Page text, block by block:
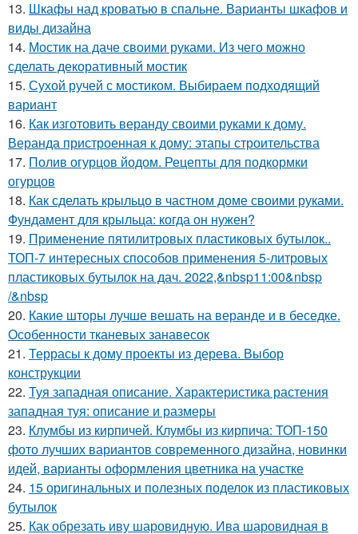
13. Шкафы над кроватью в спальне. Варианты шкафов и
виды дизайна
14. Мостик на даче своими руками. Из чего можно
сделать декоративный мостик
15. Сухой ручей с мостиком. Выбираем подходящий
вариант
16. Как изготовить веранду своими руками к дому.
Веранда пристроенная к дому: этапы строительства
17. Полив огурцов йодом. Рецепты для подкормки
огурцов
18. Как сделать крыльцо в частном доме своими руками.
Фундамент для крыльца: когда он нужен?
19. Применение пятилитровых пластиковых бутылок..
ТОП-7 интересных способов применения 5-литровых
пластиковых бутылок на дач. 2022,&nbsp11:00&nbsp
/&nbsp
20. Какие шторы лучше вешать на веранде и в беседке.
Особенности тканевых занавесок
21. Террасы к дому проекты из дерева. Выбор
конструкции
22. Туя западная описание. Характеристика растения
западная туя: описание и размеры
23. Клумбы из кирпичей. Клумбы из кирпича: ТОП-150
фото лучших вариантов современного дизайна, новинки
идей, варианты оформления цветника на участке
24. 15 оригинальных и полезных поделок из пластиковых
бутылок
25. Как обрезать иву шаровидную. Ива шаровидная в